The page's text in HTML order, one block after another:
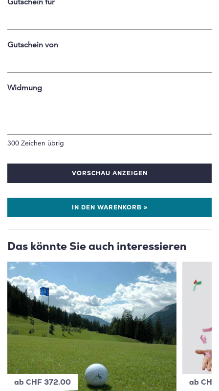
Gutschein für
Gutschein von
Widmung
300 Zeichen übrig
VORSCHAU ANZEIGEN
IN DEN WARENKORB »
Das könnte Sie auch interessieren
ab CHF 372.00 ab